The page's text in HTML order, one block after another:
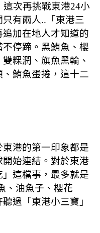
這次再挑戰東港24小
有兩人..「東港三
加在地人才知道的
停蹄。黑鮪魚、櫻
粿潤、旗魚黑輪、
鮪魚蛋捲，這十二
港的第一印象都是
始連結。對於東港
這檔事，最多就是
、油魚子、櫻花
過「東港小三寶」